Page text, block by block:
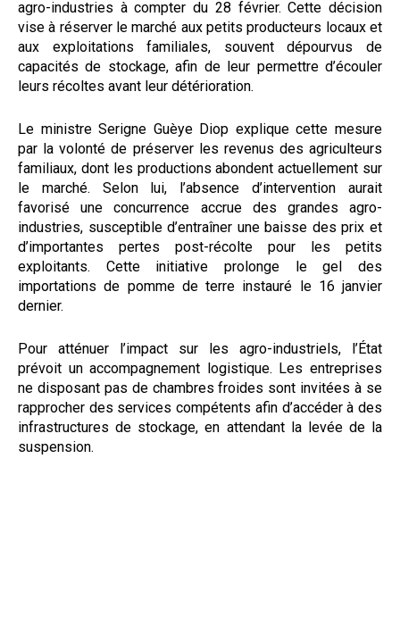
agro-industries à compter du 28 février. Cette décision
vise à réserver le marché aux petits producteurs locaux et
aux exploitations familiales, souvent dépourvus de
capacités de stockage, afin de leur permettre d’écouler
leurs récoltes avant leur détérioration.
Le ministre Serigne Guèye Diop explique cette mesure
par la volonté de préserver les revenus des agriculteurs
familiaux, dont les productions abondent actuellement sur
le marché. Selon lui, l’absence d’intervention aurait
favorisé une concurrence accrue des grandes agro-
industries, susceptible d’entraîner une baisse des prix et
d’importantes pertes post-récolte pour les petits
exploitants. Cette initiative prolonge le gel des
importations de pomme de terre instauré le 16 janvier
dernier.
Pour atténuer l’impact sur les agro-industriels, l’État
prévoit un accompagnement logistique. Les entreprises
ne disposant pas de chambres froides sont invitées à se
rapprocher des services compétents afin d’accéder à des
infrastructures de stockage, en attendant la levée de la
suspension.